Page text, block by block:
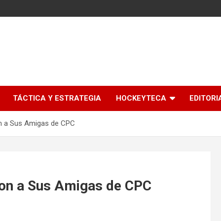
TÁCTICA Y ESTRATEGIA HOCKEYTECA
Sus Amigas de CPC
a Sus Amigas de CPC